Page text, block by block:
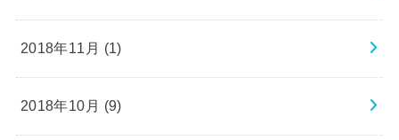
2018年11月 (1)
2018年10月 (9)